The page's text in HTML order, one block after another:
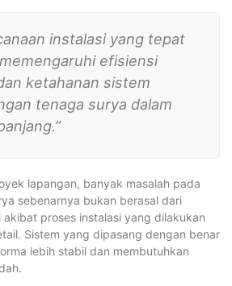
instalasi yang tepat
efisiensi
ketahanan sistem
tenaga surya dalam
lapangan, banyak masalah pada
sebenarnya bukan berasal dari
proses instalasi yang dilakukan
Sistem yang dipasang dengan benar
lebih stabil dan membutuhkan